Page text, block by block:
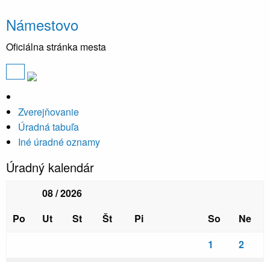
Námestovo
Oficiálna stránka mesta
Zverejňovanie
Úradná tabuľa
Iné úradné oznamy
Úradný kalendár
08 / 2026
Po
Ut St Št Pi So
Ne
1
2